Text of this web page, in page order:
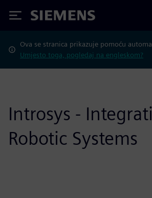
Siemens
Ova se stranica prikazuje pomoću
Umjesto toga, pogledaj na engleskom?
Introsys -
Robotic Systems